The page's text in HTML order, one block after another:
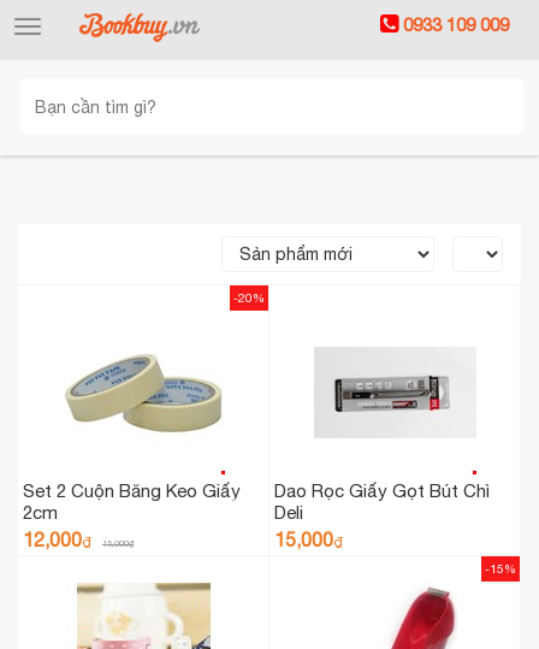
Toggle
0933 109 009
Set 2 Cuộn Băng Keo Giấy
2cm
12,000₫ 15,000₫
-20%
Dao Rọc Giấy Gọt Bút Chì
Deli
15,000₫
-15%